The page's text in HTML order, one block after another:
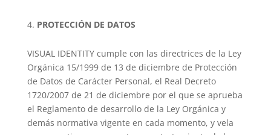
PROTECCIÓN DE DATOS
VISUAL IDENTITY cumple con las directrices de la Ley
Orgánica 15/1999 de 13 de diciembre de Protección
de Datos de Carácter Personal, el Real Decreto
1720/2007 de 21 de diciembre por el que se aprueba
el Reglamento de desarrollo de la Ley Orgánica y
demás normativa vigente en cada momento, y vela